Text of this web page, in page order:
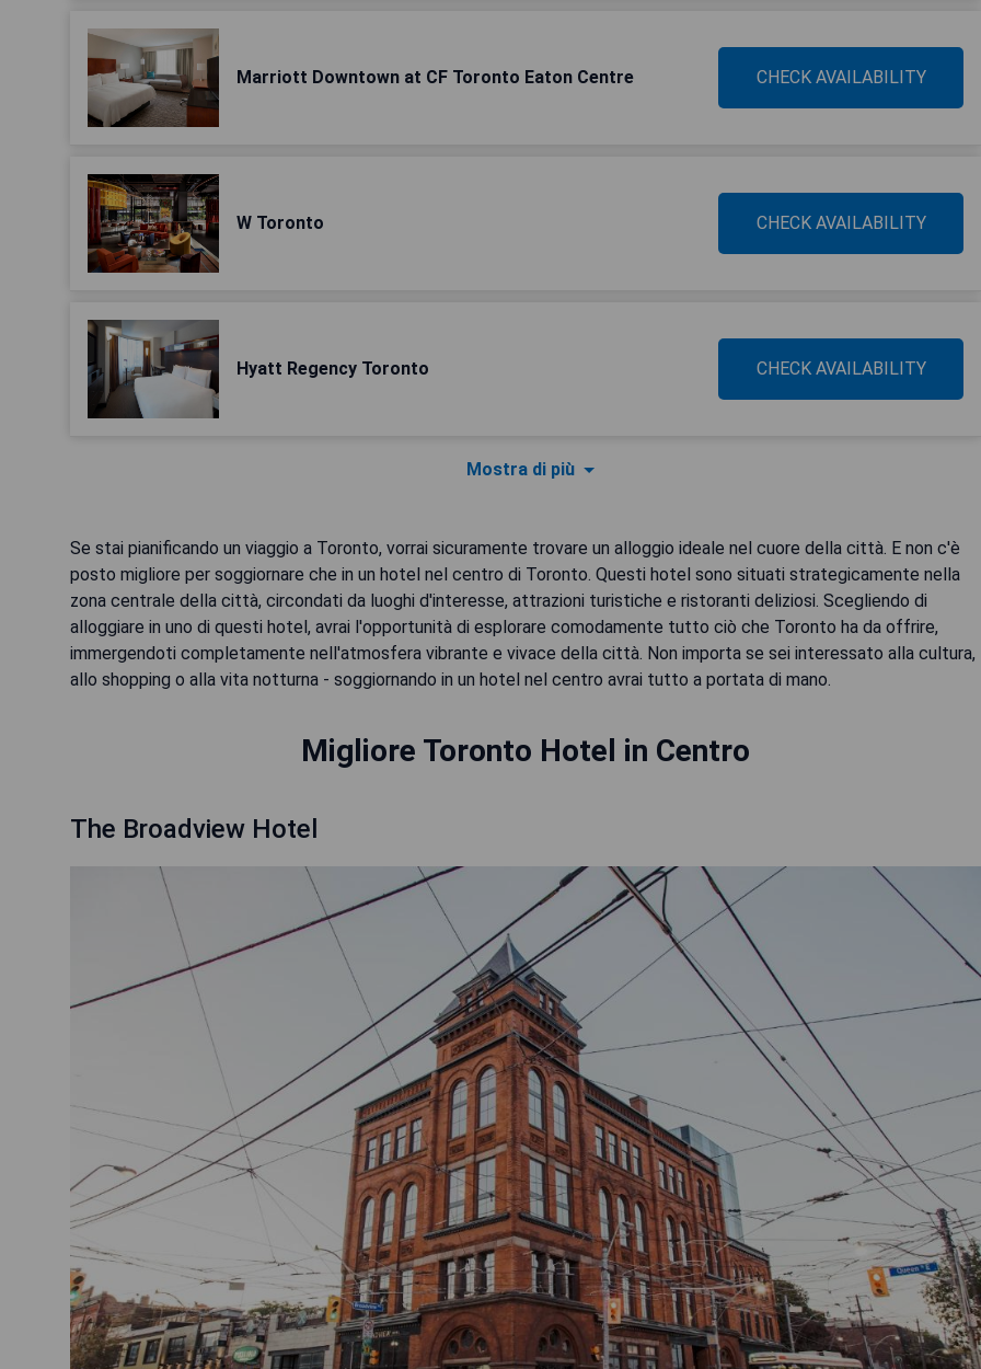
Marriott Downtown at CF Toronto Eaton Centre CHECK AVAILABILITY
W Toronto CHECK AVAILABILITY
Hyatt Regency Toronto CHECK AVAILABILITY
Mostra di più
Se stai pianificando un viaggio a Toronto, vorrai sicuramente trovare un alloggio ideale nel cuore della città. E non c'è
posto migliore per soggiornare che in un hotel nel centro di Toronto. Questi hotel sono situati strategicamente nella
zona centrale della città, circondati da luoghi d'interesse, attrazioni turistiche e ristoranti deliziosi. Scegliendo di
alloggiare in uno di questi hotel, avrai l'opportunità di esplorare comodamente tutto ciò che Toronto ha da offrire,
immergendoti completamente nell'atmosfera vibrante e vivace della città. Non importa se sei interessato alla cultura,
allo shopping o alla vita notturna - soggiornando in un hotel nel centro avrai tutto a portata di mano.
Migliore Toronto Hotel in Centro
The Broadview Hotel